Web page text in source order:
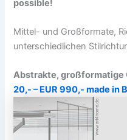
possible!
Mittel- und Großformate,
unterschiedlichen
Abstrakte, großformatige
20,- – EUR 990,- made in